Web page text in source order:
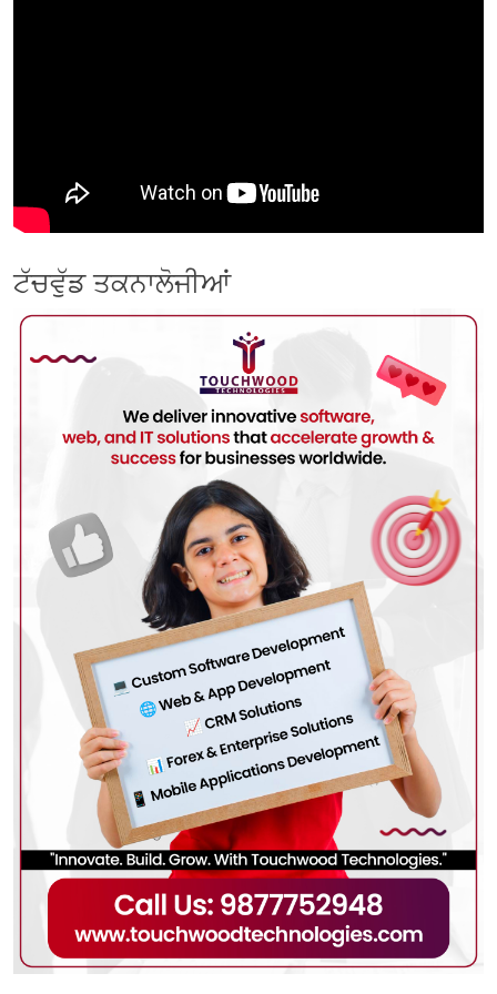
ਟੱਚਵੁੱਡ ਤਕਨਾਲੋਜੀਆਂ